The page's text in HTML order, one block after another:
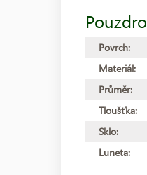
Pouzdro
Povrch:
Materiál:
Průměr:
Tloušťka:
Sklo:
Luneta: